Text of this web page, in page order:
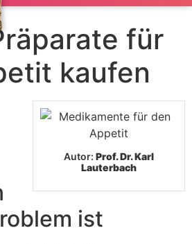
für
kaufen
Autor: Prof. Dr. Karl
Lauterbach
ist